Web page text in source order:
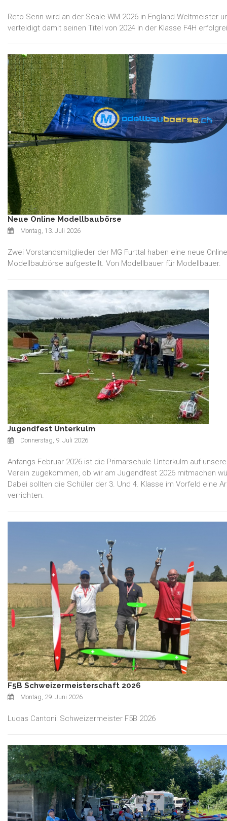
Reto Senn wird an der Scale-WM 2026 in England Weltmeister
verteidigt damit seinen Titel von 2024 in der Klasse F4H
Neue Online Modellbaubörse
Montag, 13. Juli 2026
Zwei Vorstandsmitglieder der MG Furttal haben eine neue
Modellbaubörse aufgestellt. Von Modellbauer für Modellbauer.
Jugendfest Unterkulm
Donnerstag, 9. Juli 2026
Anfangs Februar 2026 ist die Primarschule Unterkulm auf
Verein zugekommen, ob wir am Jugendfest 2026 mitmachen
Dabei sollten die Schüler der 3. Und 4. Klasse im Vorfeld eine
verrichten.
F5B Schweizermeisterschaft 2026
Montag, 29. Juni 2026
Lucas Cantoni: Schweizermeister F5B 2026